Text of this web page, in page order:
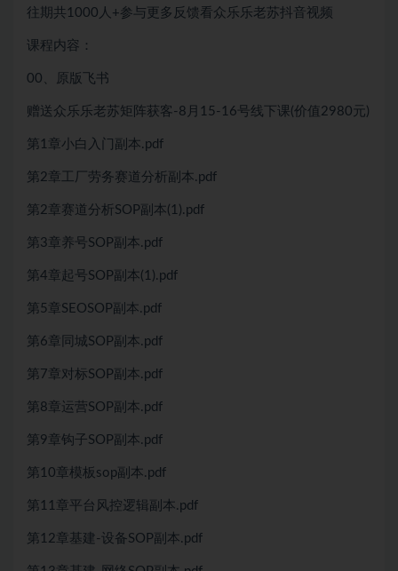
往期共1000人+参与更多反馈看众乐乐老苏抖音视频
课程内容：
00、原版飞书
赠送众乐乐老苏矩阵获客-8月15-16号线下课(价值2980元)
第1章小白入门副本.pdf
第2章工厂劳务赛道分析副本.pdf
第2章赛道分析SOP副本(1).pdf
第3章养号SOP副本.pdf
第4章起号SOP副本(1).pdf
第5章SEOSOP副本.pdf
第6章同城SOP副本.pdf
第7章对标SOP副本.pdf
第8章运营SOP副本.pdf
第9章钩子SOP副本.pdf
第10章模板sop副本.pdf
第11章平台风控逻辑副本.pdf
第12章基建-设备SOP副本.pdf